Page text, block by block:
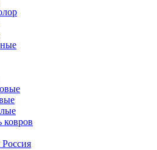
ковров